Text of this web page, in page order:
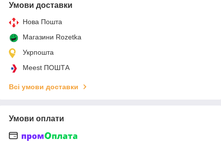
Умови доставки
Нова Пошта
Магазини Rozetka
Укрпошта
Meest ПОШТА
Всі умови доставки
Умови оплати